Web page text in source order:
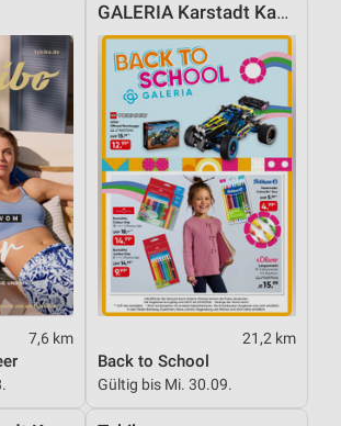
7,6 km
GALERIA Karstadt Kaufhof
21,2 km
Back to School
Gültig bis Mi. 30.09.
der Angebote
Daten zur Auswahl von
Standortdaten
aktiv angeforderten